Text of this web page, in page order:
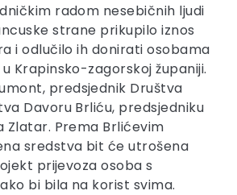
radom nesebičnih ljudi
strane prikupilo iznos
i odlučilo ih donirati osobama
Krapinsko-zagorskoj županiji.
predsjednik Društva
Davoru Brliću, predsjedniku
Zlatar. Prema Brlićevim
sredstva bit će utrošena
prijevoza osoba s
bi bila na korist svima.